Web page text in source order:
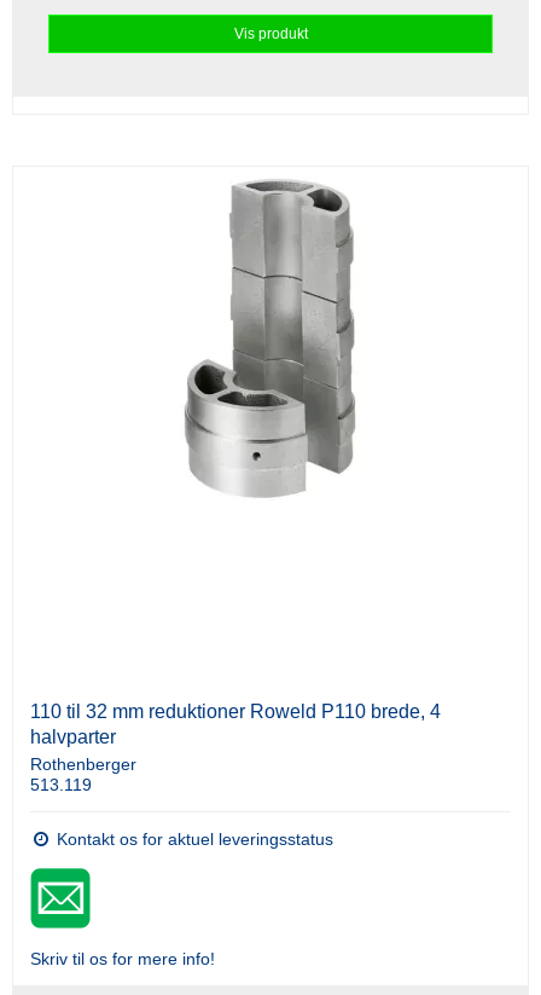
Vis produkt
110 til 32 mm reduktioner Roweld P110 brede, 4
halvparter
Rothenberger
513.119
Kontakt os for aktuel leveringsstatus
Skriv til os for mere info!